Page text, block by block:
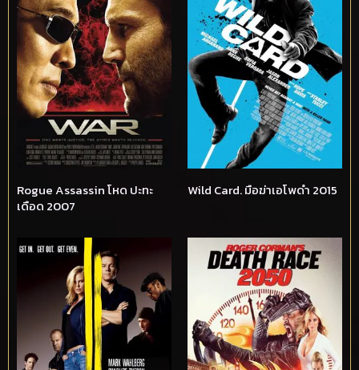
Rogue Assassin โหด ปะทะ
เดือด 2007
Wild Card. มือฆ่าเอโพดำ 2015